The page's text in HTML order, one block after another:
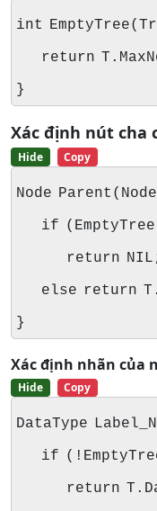
int
return
}
Xác định nút cha
Hide Copy
Node
if
return
else return
}
Xác định nhãn của
Hide Copy
DataType
if
return